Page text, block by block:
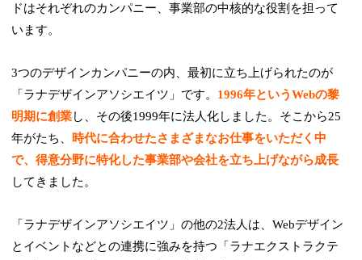
ドはそれぞれのカンパニー、事業部の中核的な役割を担って
います。
3つのデザインカンパニーの内、最初に立ち上げられたのが
「ラナデザインアソシエイツ」です。 1996年というWebの黎
明期に創業し、その後1999年に法人化しました。そこから25
年がたち、
時代に合わせたさまざまなお仕事をいただく中
で、得意分野に特化した事業部や会社を立ち上げながら成長
してきました。
「ラナデザインアソシエイツ」の他の2法人は、Webデザイン
とイベントなどとの連携に強みを持つ「ラナエクストラクテ